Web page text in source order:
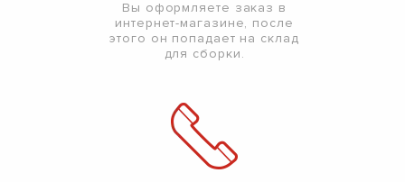
Вы оформляете заказ в
интернет-магазине, после
этого он попадает на склад
для сборки.